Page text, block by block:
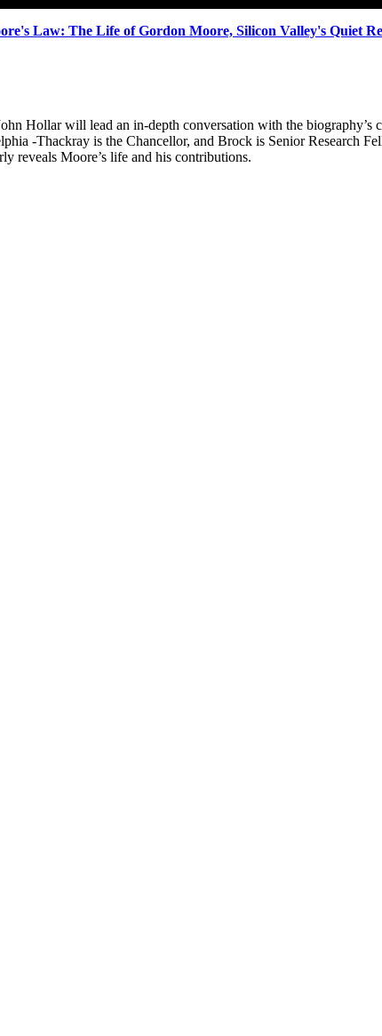
Law: The Life of Gordon Moore, Silicon Valley's Quiet
Hollar will lead an in-depth conversation with the
-Thackray is the Chancellor, and Brock is Senior Research
reveals Moore’s life and his contributions.